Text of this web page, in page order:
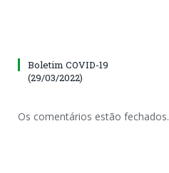
Boletim COVID-19
(29/03/2022)
Os comentários estão fechados.